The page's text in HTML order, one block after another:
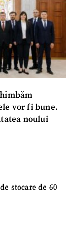
vor fi bune.
noului
stocare de 60